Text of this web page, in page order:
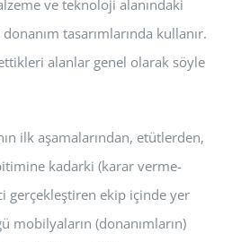
ve teknoloji alanındaki
tasarımlarında kullanır.
alanlar genel olarak söyle
ilk aşamalarından, etütlerden,
kadarki (karar verme-
gerçekleştiren ekip içinde yer
mobilyaların (donanımların)